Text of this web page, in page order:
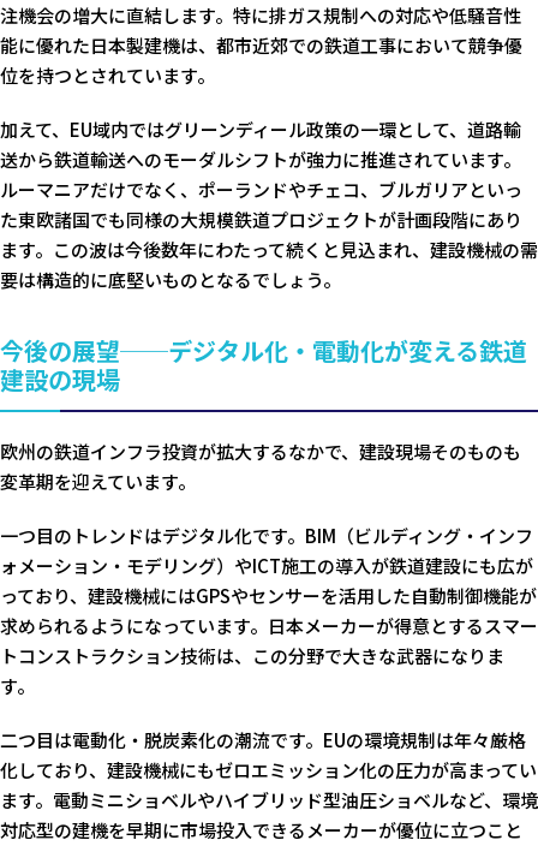
注機会の増大に直結します。特に排ガス規制への対応や低騒音性
能に優れた日本製建機は、都市近郊での鉄道工事において競争優
位を持つとされています。
加えて、EU域内ではグリーンディール政策の一環として、道路輸
送から鉄道輸送へのモーダルシフトが強力に推進されています。
ルーマニアだけでなく、ポーランドやチェコ、ブルガリアといっ
た東欧諸国でも同様の大規模鉄道プロジェクトが計画段階にあり
ます。この波は今後数年にわたって続くと見込まれ、建設機械の需
要は構造的に底堅いものとなるでしょう。
今後の展望──デジタル化・電動化が変える鉄道
建設の現場
欧州の鉄道インフラ投資が拡大するなかで、建設現場そのものも
変革期を迎えています。
一つ目のトレンドはデジタル化です。BIM（ビルディング・インフ
ォメーション・モデリング）やICT施工の導入が鉄道建設にも広が
っており、建設機械にはGPSやセンサーを活用した自動制御機能が
求められるようになっています。日本メーカーが得意とするスマー
トコンストラクション技術は、この分野で大きな武器になりま
す。
二つ目は電動化・脱炭素化の潮流です。EUの環境規制は年々厳格
化しており、建設機械にもゼロエミッション化の圧力が高まってい
ます。電動ミニショベルやハイブリッド型油圧ショベルなど、環境
対応型の建機を早期に市場投入できるメーカーが優位に立つこと